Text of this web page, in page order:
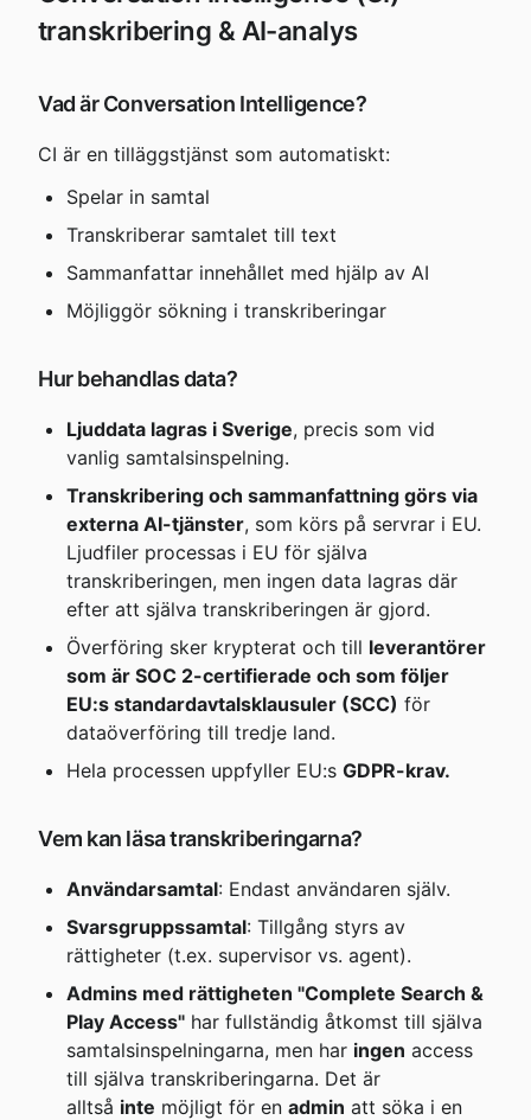
transkribering & AI-analys
Vad är Conversation Intelligence?
CI är en tilläggstjänst som automatiskt:
Spelar in samtal
Transkriberar samtalet till text
Sammanfattar innehållet med hjälp av AI
Möjliggör sökning i transkriberingar
Hur behandlas data?
Ljuddata lagras i Sverige, precis som vid
vanlig samtalsinspelning.
Transkribering och sammanfattning görs via
externa AI-tjänster, som körs på servrar i EU.
Ljudfiler processas i EU för själva
transkriberingen, men ingen data lagras där
efter att själva transkriberingen är gjord.
Överföring sker krypterat och till leverantörer
som är SOC 2-certifierade och som följer
EU:s standardavtalsklausuler (SCC) för
dataöverföring till tredje land.
Hela processen uppfyller EU:s GDPR-krav.
Vem kan läsa transkriberingarna?
Användarsamtal: Endast användaren själv.
Svarsgruppssamtal: Tillgång styrs av
rättigheter (t.ex. supervisor vs. agent).
Admins med rättigheten "Complete Search &
Play Access" har fullständig åtkomst till själva
samtalsinspelningarna, men har ingen access
till själva transkriberingarna. Det är
alltså inte möjligt för en admin att söka i en